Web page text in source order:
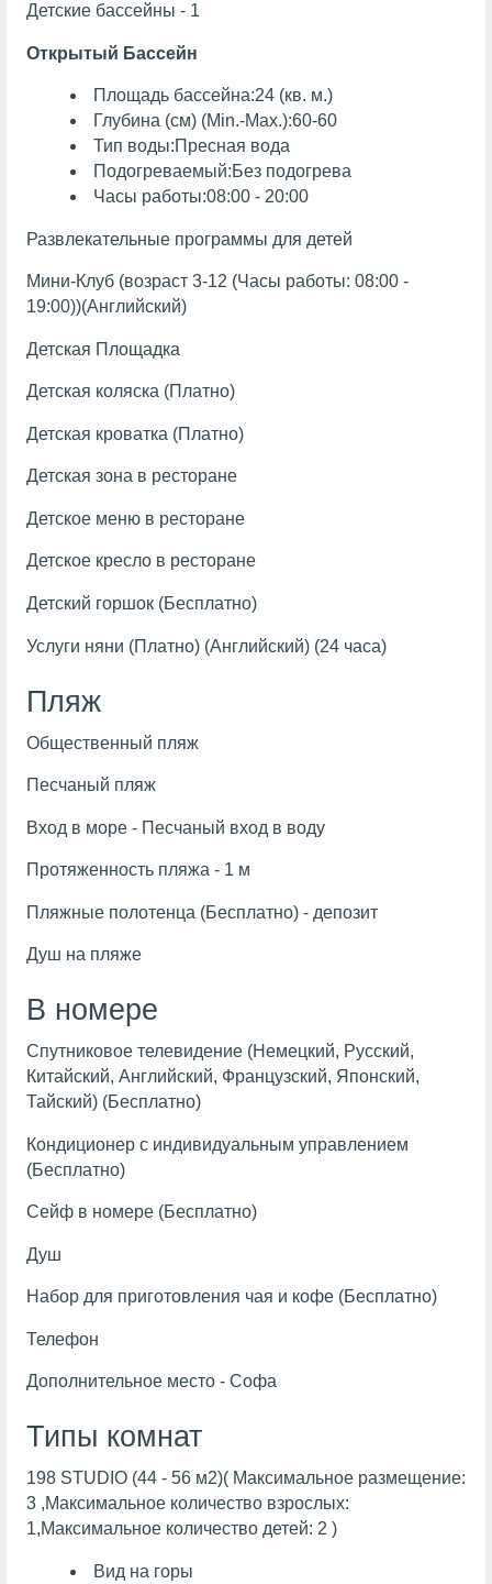
Детские бассейны - 1
Открытый Бассейн
Площадь бассейна:24 (кв. м.)
Глубина (см) (Min.-Max.):60-60
Тип воды:Пресная вода
Подогреваемый:Без подогрева
Часы работы:08:00 - 20:00
Развлекательные программы для детей
Мини-Клуб (возраст 3-12 (Часы работы: 08:00 -
19:00))(Английский)
Детская Площадка
Детская коляска (Платно)
Детская кроватка (Платно)
Детская зона в ресторане
Детское меню в ресторане
Детское кресло в ресторане
Детский горшок (Бесплатно)
Услуги няни (Платно) (Английский) (24 часа)
Пляж
Общественный пляж
Песчаный пляж
Вход в море - Песчаный вход в воду
Протяженность пляжа - 1 м
Пляжные полотенца (Бесплатно) - депозит
Душ на пляже
В номере
Спутниковое телевидение (Немецкий, Русский,
Китайский, Английский, Французский, Японский,
Тайский) (Бесплатно)
Кондиционер с индивидуальным управлением
(Бесплатно)
Сейф в номере (Бесплатно)
Душ
Набор для приготовления чая и кофе (Бесплатно)
Телефон
Дополнительное место - Софа
Типы комнат
198 STUDIO (44 - 56 м2)( Максимальное размещение:
3 ,Максимальное количество взрослых:
1,Максимальное количество детей: 2 )
Вид на горы